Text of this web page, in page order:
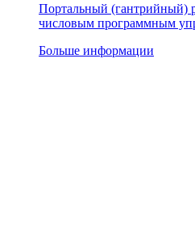
Портальный (гантрийный)
числовым программным
Больше информации